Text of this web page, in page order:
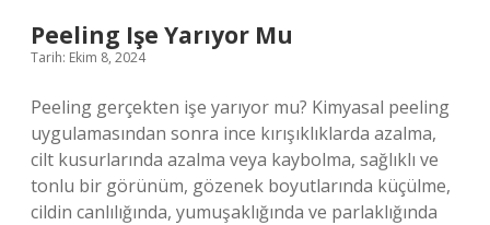
Peeling Işe Yarıyor Mu
Tarih: Ekim 8, 2024
Peeling gerçekten işe yarıyor mu? Kimyasal peeling
uygulamasından sonra ince kırışıklıklarda azalma,
cilt kusurlarında azalma veya kaybolma, sağlıklı ve
tonlu bir görünüm, gözenek boyutlarında küçülme,
cildin canlılığında, yumuşaklığında ve parlaklığında